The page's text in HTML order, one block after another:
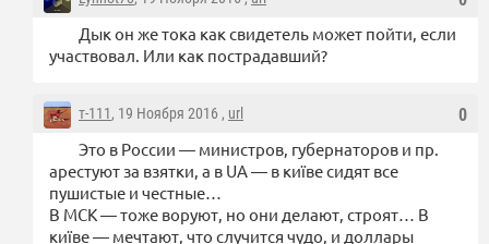
Дык он же тока как свидетель может пойти, если
участвовал. Или как пострадавший?
0
т-111, 19 Ноября 2016 , url
Это в России — министров, губернаторов и пр.
арестуют за взятки, а в UA — в київе сидят все
пушистые и честные…
В МСК — тоже воруют, но они делают, строят… В
київе — мечтают, что случится чудо, и доллары